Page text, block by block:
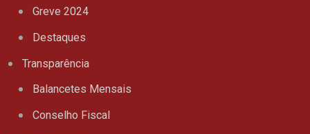
Greve 2024
Destaques
Transparência
Balancetes Mensais
Conselho Fiscal